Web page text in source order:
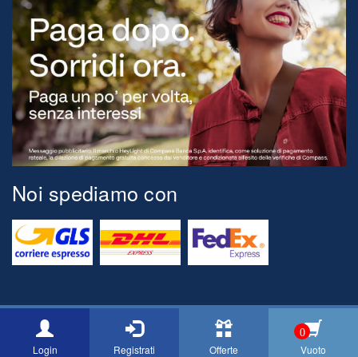
Noi spediamo con
© 2026 Tognini Pesca Via Montegrappa, 71 54037 Marina di Massa
[MS] ITALY P.Iva 00517150454 Email: info@cacciaepescatognini.it
Login Registrati Offerte
0
Vuoto